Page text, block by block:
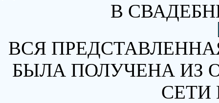
В
ВСЯ
БЫЛА ПОЛУЧЕНА ИЗ
СЕТИ